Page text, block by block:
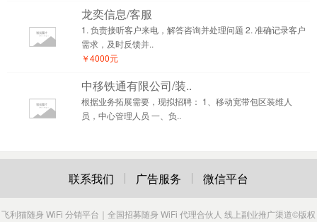
龙奕信息/客服
1. 负责接听客户来电，解答咨询并处理问题 2. 准确记录客户
需求，及时反馈并..
￥4000元
中移铁通有限公司/装..
根据业务拓展需要，现拟招聘： 1、移动宽带包区装维人
员，中心管理人员 一、负..
联系我们 广告服务 微信平台
飞利猫随身 WiFi 分销平台｜全国招募随身 WiFi 代理合伙人 线上副业推广渠道©版权